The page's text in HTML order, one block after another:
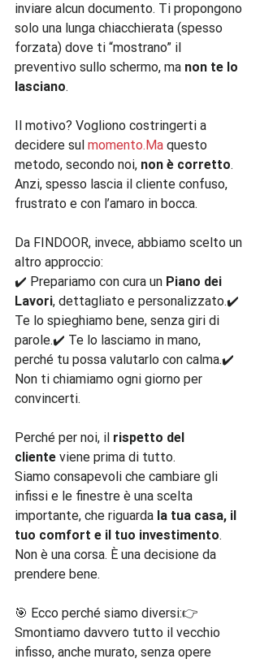
inviare alcun documento. Ti propongono
solo una lunga chiacchierata (spesso
forzata) dove ti “mostrano” il
preventivo sullo schermo, ma non te lo
lasciano.
Il motivo? Vogliono costringerti a
decidere sul momento.Ma questo
metodo, secondo noi, non è corretto.
Anzi, spesso lascia il cliente confuso,
frustrato e con l’amaro in bocca.
Da FINDOOR, invece, abbiamo scelto un
altro approccio:
✔️ Prepariamo con cura un Piano dei
Lavori, dettagliato e personalizzato.✔️
Te lo spieghiamo bene, senza giri di
parole.✔️ Te lo lasciamo in mano,
perché tu possa valutarlo con calma.✔️
Non ti chiamiamo ogni giorno per
convincerti.
Perché per noi, il rispetto del
cliente viene prima di tutto.
Siamo consapevoli che cambiare gli
infissi e le finestre è una scelta
importante, che riguarda la tua casa, il
tuo comfort e il tuo investimento.
Non è una corsa. È una decisione da
prendere bene.
🎯 Ecco perché siamo diversi:👉
Smontiamo davvero tutto il vecchio
infisso, anche murato, senza opere